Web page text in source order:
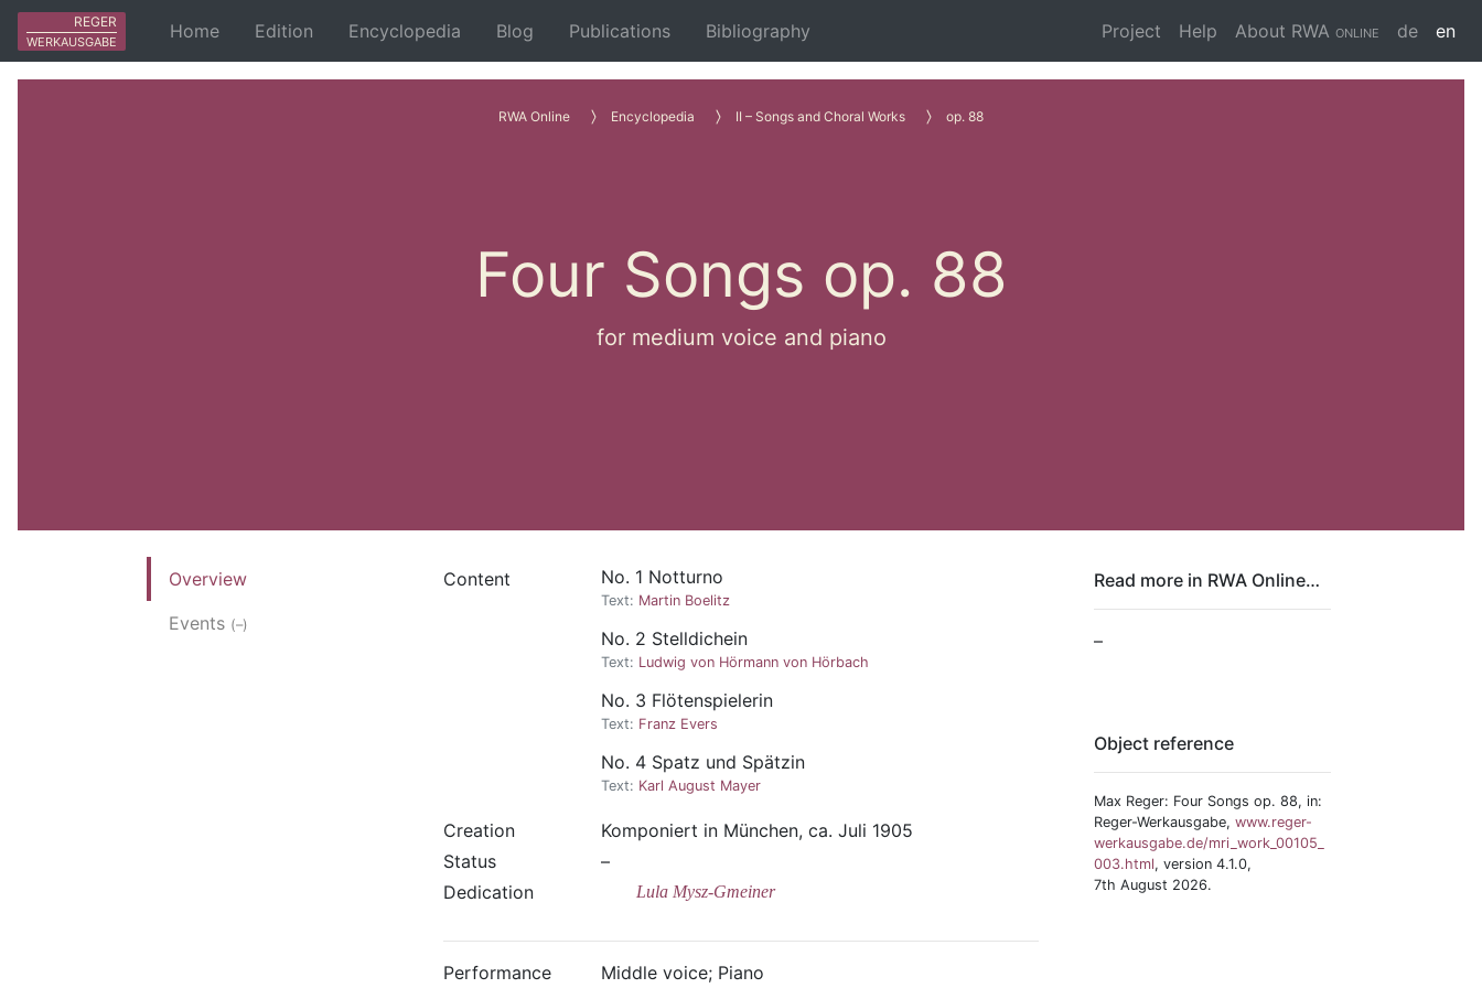
REGER
WERKAUSGABE Home Edition Encyclopedia Blog Publications Bibliography Project Help About RWA online de en
RWA Online Encyclopedia II – Songs and Choral Works op. 88
Four Songs op. 88
for medium voice and piano
Overview
Events (–)
Content No. 1 Notturno
Text: Martin Boelitz
No. 2 Stelldichein
Text: Ludwig von Hörmann von Hörbach
No. 3 Flötenspielerin
Text: Franz Evers
No. 4 Spatz und Spätzin
Text: Karl August Mayer
Creation
Komponiert in München, ca. Juli 1905
Status
–
Dedication
Lula Mysz-Gmeiner
Performance Middle voice; Piano
Read more in RWA Online…
–
Object reference
Max Reger: Four Songs op. 88, in:
Reger-Werkausgabe, www.reger-
werkausgabe.de/mri_work_00105_
003.html, version 4.1.0,
7th August 2026.